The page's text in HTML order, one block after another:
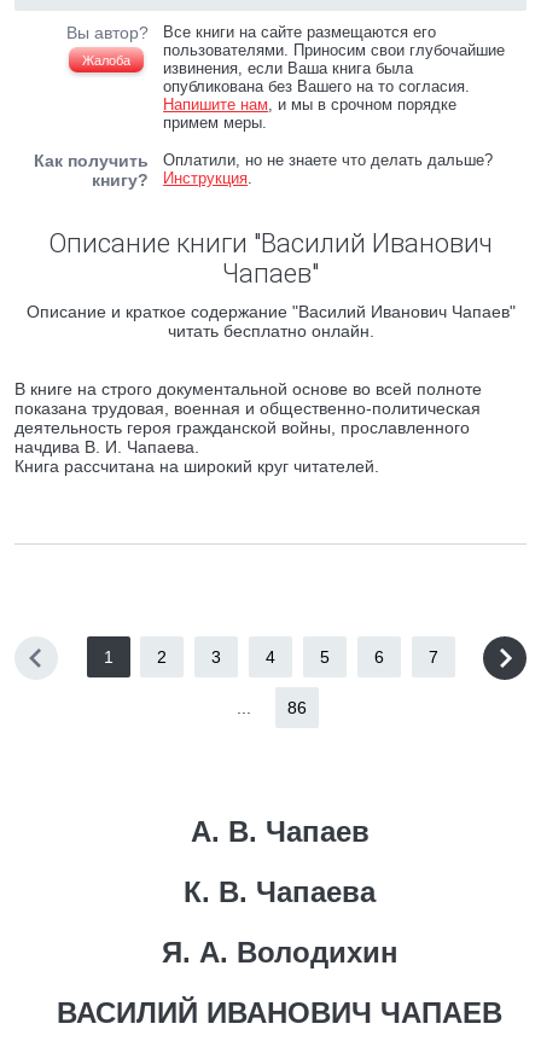
Вы автор?
Жалоба
Все книги на сайте размещаются его
пользователями. Приносим свои глубочайшие
извинения, если Ваша книга была
опубликована без Вашего на то согласия.
Напишите нам, и мы в срочном порядке
примем меры.
Как получить
книгу?
Оплатили, но не знаете что делать дальше?
Инструкция.
Описание книги "Василий Иванович
Чапаев"
Описание и краткое содержание "Василий Иванович Чапаев"
читать бесплатно онлайн.
В книге на строго документальной основе во всей полноте
показана трудовая, военная и общественно-политическая
деятельность героя гражданской войны, прославленного
начдива В. И. Чапаева.
Книга рассчитана на широкий круг читателей.
1 2 3 4 5 6 7
86
А. В. Чапаев
К. В. Чапаева
Я. А. Володихин
ВАСИЛИЙ ИВАНОВИЧ ЧАПАЕВ